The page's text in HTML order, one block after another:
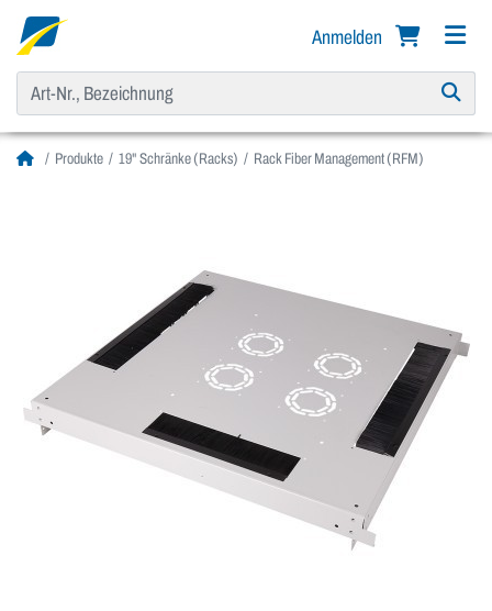
Anmelden
Produkte 19" Schränke (Racks) Rack Fiber Management (RFM)